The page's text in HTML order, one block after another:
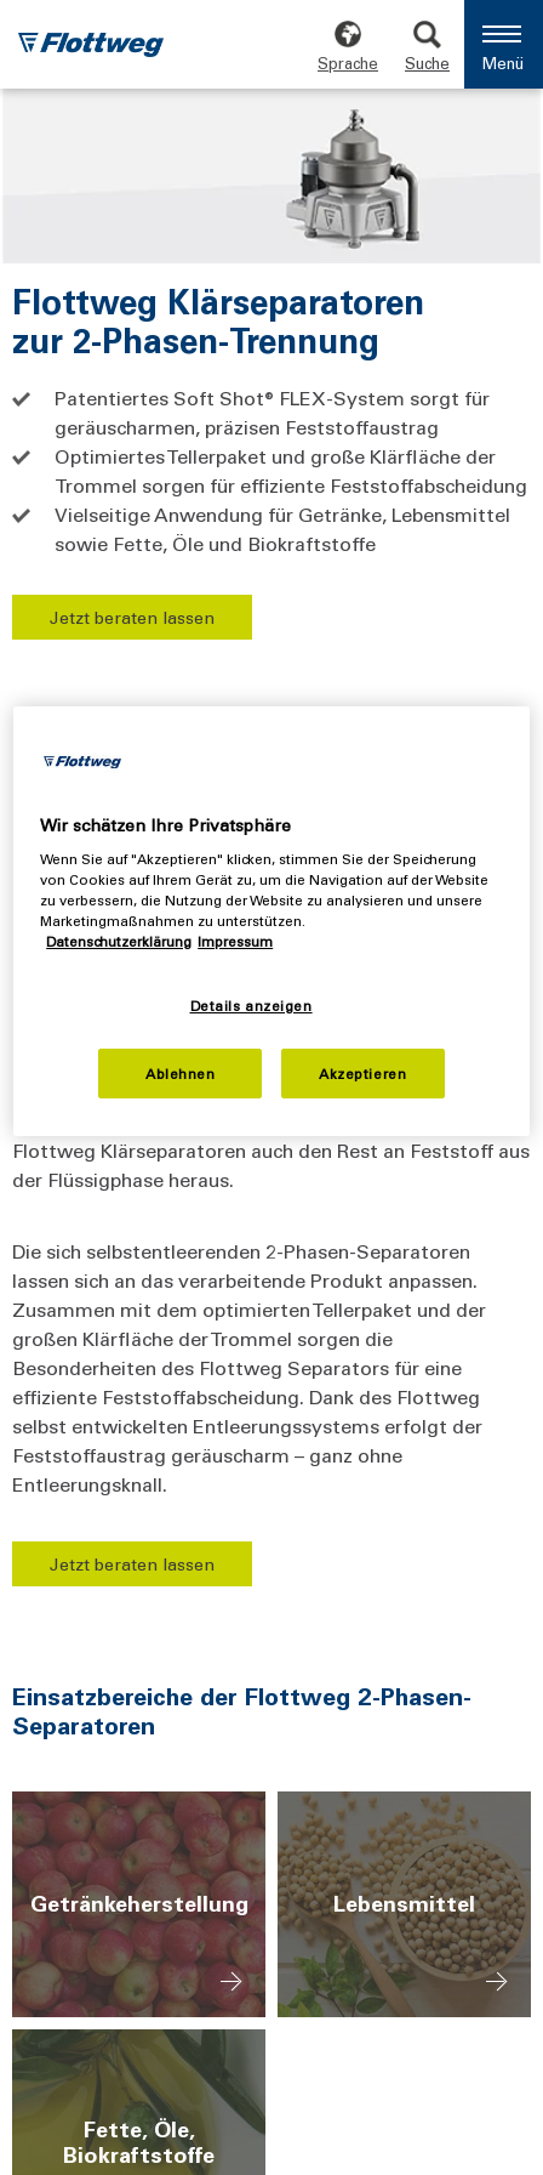
Sprache Suche Menü
Flottweg Klärseparatoren
zur 2-Phasen-Trennung
Patentiertes Soft Shot® FLEX-System sorgt für
geräuscharmen, präzisen Feststoffaustrag
Optimiertes Tellerpaket und große Klärfläche der
Trommel sorgen für effiziente Feststoffabscheidung
Vielseitige Anwendung für Getränke, Lebensmittel
sowie Fette, Öle und Biokraftstoffe
Jetzt beraten lassen
Überblick
Technische Daten
Features
Überall dort, wo Flüssigkeiten zu klären oder feinste
kommen Klärseparatoren (2-Phasen-Separator,
Klarifikator) zum Einsatz. Mit optimal auf den
Flottweg Klärseparatoren auch den Rest an Feststoff aus
der Flüssigphase heraus.
Die sich selbstentleerenden 2-Phasen-Separatoren
lassen sich an das verarbeitende Produkt anpassen.
Zusammen mit dem optimierten Tellerpaket und der
großen Klärfläche der Trommel sorgen die
Besonderheiten des Flottweg Separators für eine
effiziente Feststoffabscheidung. Dank des Flottweg
selbst entwickelten Entleerungssystems erfolgt der
Feststoffaustrag geräuscharm – ganz ohne
Entleerungsknall.
Jetzt beraten lassen
Einsatzbereiche der Flottweg 2-Phasen-
Separatoren
Getränkeherstellung Lebensmittel
Fette, Öle,
Biokraftstoffe
Wir schätzen Ihre Privatsphäre
Wenn Sie auf "Akzeptieren" klicken, stimmen Sie der Speicherung
von Cookies auf Ihrem Gerät zu, um die Navigation auf der Website
zu verbessern, die Nutzung der Website zu analysieren und unsere
Marketingmaßnahmen zu unterstützen.
Datenschutzerklärung Impressum
Details anzeigen
Ablehnen Akzeptieren